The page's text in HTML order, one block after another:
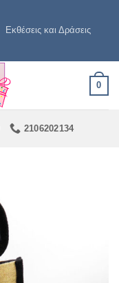
Εκθέσεις και Δράσεις
0
2106202134